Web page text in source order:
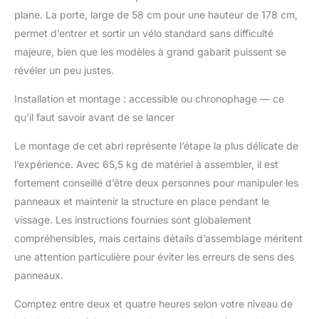
de toujours porter des gants pour éviter
les blessures
plane. La porte, large de 58 cm pour une hauteur de 178 cm,
permet d’entrer et sortir un vélo standard sans difficulté
majeure, bien que les modèles à grand gabarit puissent se
révéler un peu justes.
Installation et montage : accessible ou chronophage — ce
qu’il faut savoir avant de se lancer
Le montage de cet abri représente l’étape la plus délicate de
l’expérience. Avec 65,5 kg de matériel à assembler, il est
fortement conseillé d’être deux personnes pour manipuler les
panneaux et maintenir la structure en place pendant le
vissage. Les instructions fournies sont globalement
compréhensibles, mais certains détails d’assemblage méritent
une attention particulière pour éviter les erreurs de sens des
panneaux.
Comptez entre deux et quatre heures selon votre niveau de